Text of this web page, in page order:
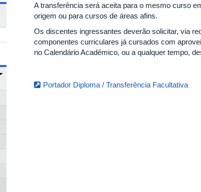
A transferência será aceita para o mesmo curso
origem ou para cursos de áreas afins.
Os discentes ingressantes deverão solicitar, via
componentes curriculares já cursados com
no Calendário Acadêmico, ou a qualquer tempo,
Portador Diploma / Transferência Facultativa